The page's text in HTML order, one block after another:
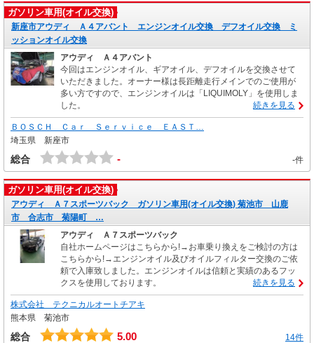
ガソリン車用(オイル交換)
新座市アウディ Ａ４アバント エンジンオイル交換 デフオイル交換 ミ
ッションオイル交換
アウディ Ａ４アバント
今回はエンジンオイル、ギアオイル、デフオイルを交換させて
いただきました。オーナー様は長距離走行メインでのご使用が
多い方ですので、エンジンオイルは「LIQUIMOLY」を使用しま
した。
続きを見る
ＢＯＳＣＨ Ｃａｒ Ｓｅｒｖｉｃｅ ＥＡＳＴ…
埼玉県 新座市
総合 - -件
ガソリン車用(オイル交換)
アウディ Ａ７スポーツバック ガソリン車用(オイル交換) 菊池市 山鹿
市 合志市 菊陽町 …
アウディ Ａ７スポーツバック
自社ホームページはこちらから!→お車乗り換えをご検討の方は
こちらから!→エンジンオイル及びオイルフィルター交換のご依
頼で入庫致しました。エンジンオイルは信頼と実績のあるフッ
クスを使用しております。
続きを見る
株式会社 テクニカルオートチアキ
熊本県 菊池市
総合 5.00 14件